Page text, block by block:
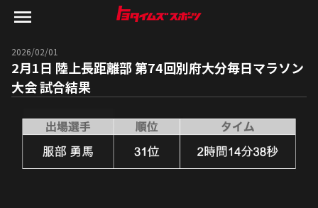
2026/02/01
2月1日 陸上長距離部 第74回別府大分毎日マラソン
大会 試合結果